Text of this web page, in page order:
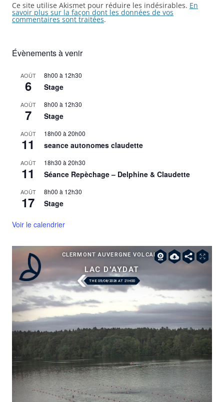
Ce site utilise Akismet pour réduire les indésirables. En
savoir plus sur la façon dont les données de vos
commentaires sont traitées.
Évènements à venir
AOÛT
6
8h00 à 12h30
Stage
AOÛT
7
8h00 à 12h30
Stage
AOÛT
11
18h00 à20h00
seance autonomes claudette
AOÛT
11
18h30 à20h30
Séance Repèchage – Delphine & Claudette
AOÛT
17
8h00 à 12h30
Stage
Voir le calendrier